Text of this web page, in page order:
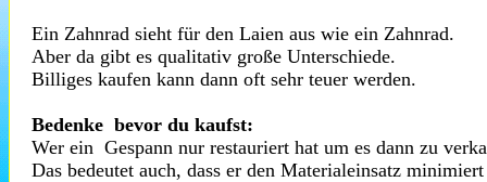
Ein Zahnrad sieht für den Laien aus wie ein Zahnrad.
Aber da gibt es qualitativ große Unterschiede.
Billiges kaufen kann dann oft sehr teuer werden.
Bedenke bevor du kaufst:
Wer ein Gespann nur restauriert hat um es dann zu
Das bedeutet auch, dass er den Materialeinsatz